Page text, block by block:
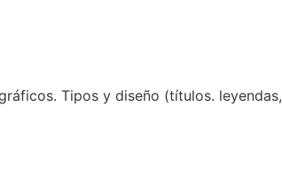
Tipos y diseño (títulos. leyendas,